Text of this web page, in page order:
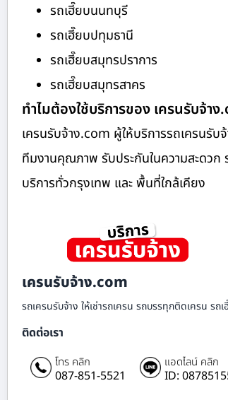
รถเฮี๊ยบนนทบุรี
รถเฮี๊ยบปทุมธานี
รถเฮี๊ยบสมุทรปราการ
รถเฮี๊ยบสมุทรสาคร
ทำไมต้องใช้บริการของ เครนรับจ้าง
เครนรับจ้าง.com ผู้ให้บริการรถเครนรั
ทีมงานคุณภาพ รับประกันในความสะดวก
บริการทั่วกรุงเทพ และ พื้นที่ใกล้เคียง
เครนรับจ้าง.com
รถเครนรับจ้าง ให้เช่ารถเครน รถบรรทุกติดเครน ร
ติดต่อเรา
โทร คลิก
087-851-5521
แอดไลน์ คลิก
ID: